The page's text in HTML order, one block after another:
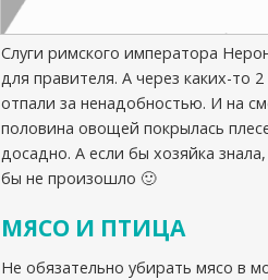
Слуги римского императора
для правителя. А через каких-то
отпали за ненадобностью. И на
половина овощей покрылась
досадно. А если бы хозяйка
бы не произошло 🙂
МЯСО И ПТИЦА
Не обязательно убирать мясо в